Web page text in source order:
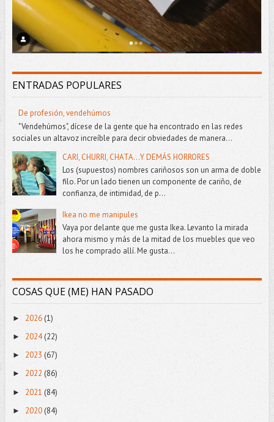
ENTRADAS POPULARES
De profesión, vendehúmos
"Vendehúmos", dícese de la gente que ha encontrado en las redes
sociales un altavoz increíble para decir obviedades de manera...
CARI, CHURRI, CHATA...Y DEMÁS HORRORES
Los (supuestos) nombres cariñosos son un arma de doble
filo. Por un lado tienen un componente de cariño, de
confianza, de intimidad, de p...
Ikea no me manipules
Vaya por delante que me gusta Ikea. Levanto la mirada
ahora mismo y más de la mitad de los muebles que veo
los he comprado allí. Me gusta...
COSAS QUE (ME) HAN PASADO
► 2026(1)
► 2024(22)
► 2023 (67)
► 2022 (86)
► 2021 (84)
► 2020(84)